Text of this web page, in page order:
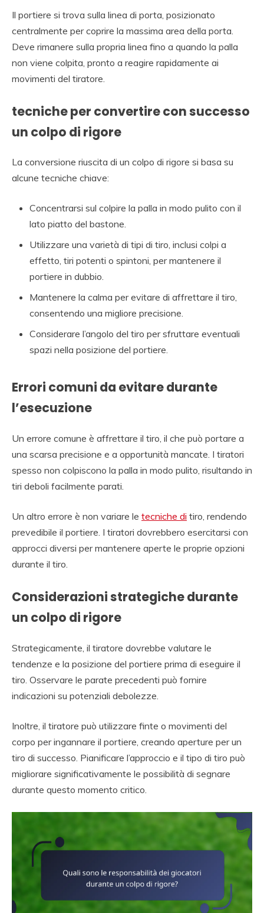
Il portiere si trova sulla linea di porta, posizionato
centralmente per coprire la massima area della porta.
Deve rimanere sulla propria linea fino a quando la palla
non viene colpita, pronto a reagire rapidamente ai
movimenti del tiratore.
tecniche per convertire con successo
un colpo di rigore
La conversione riuscita di un colpo di rigore si basa su
alcune tecniche chiave:
Concentrarsi sul colpire la palla in modo pulito con il
lato piatto del bastone.
Utilizzare una varietà di tipi di tiro, inclusi colpi a
effetto, tiri potenti o spintoni, per mantenere il
portiere in dubbio.
Mantenere la calma per evitare di affrettare il tiro,
consentendo una migliore precisione.
Considerare l’angolo del tiro per sfruttare eventuali
spazi nella posizione del portiere.
Errori comuni da evitare durante
l’esecuzione
Un errore comune è affrettare il tiro, il che può portare a
una scarsa precisione e a opportunità mancate. I tiratori
spesso non colpiscono la palla in modo pulito, risultando in
tiri deboli facilmente parati.
Un altro errore è non variare le tecniche di tiro, rendendo
prevedibile il portiere. I tiratori dovrebbero esercitarsi con
approcci diversi per mantenere aperte le proprie opzioni
durante il tiro.
Considerazioni strategiche durante
un colpo di rigore
Strategicamente, il tiratore dovrebbe valutare le
tendenze e la posizione del portiere prima di eseguire il
tiro. Osservare le parate precedenti può fornire
indicazioni su potenziali debolezze.
Inoltre, il tiratore può utilizzare finte o movimenti del
corpo per ingannare il portiere, creando aperture per un
tiro di successo. Pianificare l’approccio e il tipo di tiro può
migliorare significativamente le possibilità di segnare
durante questo momento critico.